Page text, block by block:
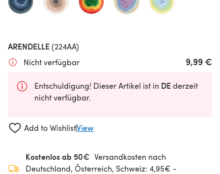
ARENDELLE(224AA)
Nicht verfügbar
9,99 €
Entschuldigung! Dieser Artikel ist in DEderzeit
nicht verfügbar.
Add to WishlistView
Kostenlos ab 50€ Versandkosten nach
Deutschland, Österreich, Schweiz: 4,95€ -